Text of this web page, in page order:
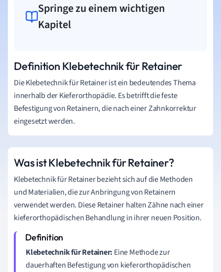
Springe zu einem wichtigen
Kapitel
Definition Klebetechnik für Retainer
Die Klebetechnik für Retainer ist ein bedeutendes Thema
innerhalb der Kieferorthopädie. Es betrifft die feste
Befestigung von Retainern, die nach einer Zahnkorrektur
eingesetzt werden.
Was ist Klebetechnik für Retainer?
Klebetechnik für Retainer bezieht sich auf die Methoden
und Materialien, die zur Anbringung von Retainern
verwendet werden. Diese Retainer halten Zähne nach einer
kieferorthopädischen Behandlung in ihrer neuen Position.
Klebetechnik für Retainer: Eine Methode zur
dauerhaften Befestigung von kieferorthopädischen